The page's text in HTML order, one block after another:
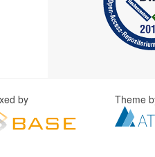
by Theme